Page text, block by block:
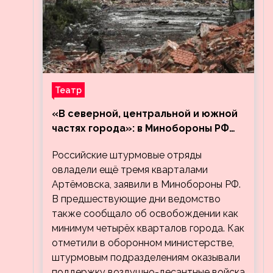
Театр
«В северной, центральной и южной
частях города»: в Минобороны РФ
кварталов Артёмовска
Российские штурмовые отряды
овладели ещё тремя кварталами
Артёмовска, заявили в Минобороны РФ.
В предшествующие дни ведомство
также сообщало об освобождении как
минимум четырёх кварталов города. Как
отметили в оборонном министерстве,
штурмовым подразделениям оказывали